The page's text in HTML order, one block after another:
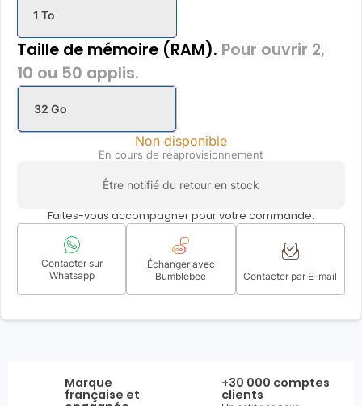
1 To
Taille de mémoire (RAM). Pour ouvrir 2,
10 ou 50 applis.
32 Go
Non disponible
En cours de réaprovisionnement
Être notifié du retour en stock
Faites-vous accompagner pour votre commande.
Contacter sur
Whatsapp
Échanger avec
Bumblebee
Contacter par E-mail
Marque
française et
+30 000 comptes
clients